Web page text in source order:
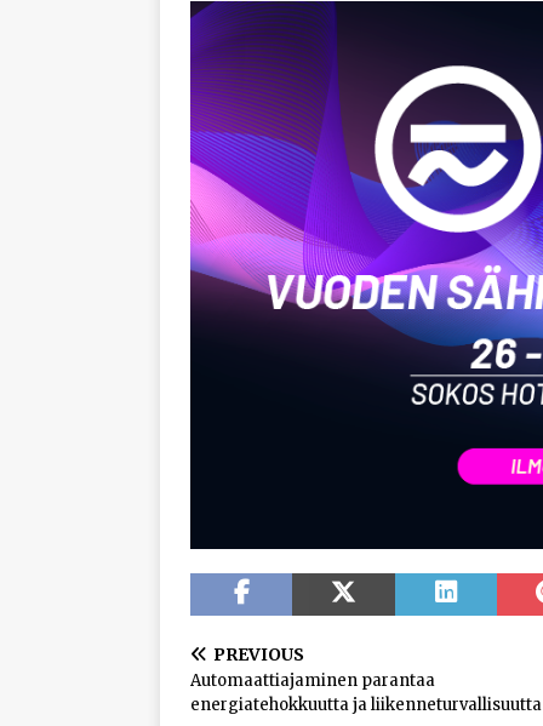
PREVIOUS
Automaattiajaminen parantaa
energiatehokkuutta ja liikenneturvallisuutta